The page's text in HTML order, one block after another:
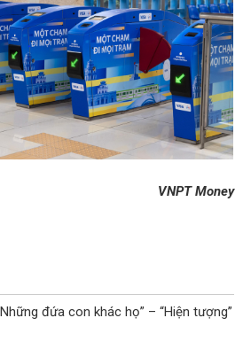
VNPT Money
đứa con khác họ” – “Hiện tượng”